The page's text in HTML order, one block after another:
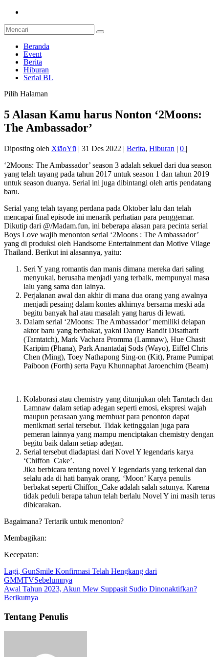
Beranda
Event
Berita
Hiburan
Serial BL
Pilih Halaman
5 Alasan Kamu harus Nonton ‘2Moons:
The Ambassador’
Diposting oleh XiāoYū | 31 Des 2022 | Berita, Hiburan | 0 |
‘2Moons: The Ambassador’ season 3 adalah sekuel dari dua season
yang telah tayang pada tahun 2017 untuk season 1 dan tahun 2019
untuk season duanya. Serial ini juga dibintangi oleh artis pendatang
baru.
Serial yang telah tayang perdana pada Oktober lalu dan telah
mencapai final episode ini menarik perhatian para penggemar.
Dikutip dari @/Madam.fun, ini beberapa alasan para pecinta serial
Boys Love wajib menonton serial ‘2Moons : The Ambassador’
yang di produksi oleh Handsome Entertainment dan Motive Vilage
Thailand. Berikut ini alasannya, yaitu:
Seri Y yang romantis dan manis dimana mereka dari saling
menyukai, berusaha menjadi yang terbaik, mempunyai masa
lalu yang sama dan lainya.
Perjalanan awal dan akhir di mana dua orang yang awalnya
menjadi pesaing dalam kontes akhirnya bersama meski ada
begitu banyak hal atau masalah yang harus di lewati.
Dalam serial ‘2Moons: The Ambassador’ memiliki delapan
aktor baru yang berbakat, yakni Danny Bandit Disatharit
(Tarntatch), Mark Vachara Promma (Lamnaw), Hue Chasit
Karipim (Phana), Park Anantadaj Sods (Wayo), Eiffel Chris
Chen (Ming), Toey Nathapong Sing-on (Kit), Prame Pumipat
Paiboon (Forth) serta Payu Khunnaphat Jaroenchim (Beam)
Kolaborasi atau chemistry yang ditunjukan oleh Tarntach dan
Lamnaw dalam setiap adegan seperti emosi, ekspresi wajah
maupun perasaan yang membuat para penonton dapat
menikmati serial tersebut. Tidak ketinggalan juga para
pemeran lainnya yang mampu menciptakan chemistry dengan
begitu baik dalam setiap adegan.
Serial tersebut diadaptasi dari Novel Y legendaris karya
‘Chiffon_Cake’.
Jika berbicara tentang novel Y legendaris yang terkenal dan
selalu ada di hati banyak orang. ‘Moon’ Karya penulis
berbakat seperti Chiffon_Cake adalah salah satunya. Karena
tidak peduli berapa tahun telah berlalu Novel Y ini masih terus
dibicarakan.
Bagaimana? Tertarik untuk menonton?
Membagikan:
Kecepatan:
Lagi, GunSmile Konfirmasi Telah Hengkang dari
GMMTVSebelumnya
Awal Tahun 2023, Akun Mew Suppasit Sudio Dinonaktifkan?
Berikutnya
Tentang Penulis